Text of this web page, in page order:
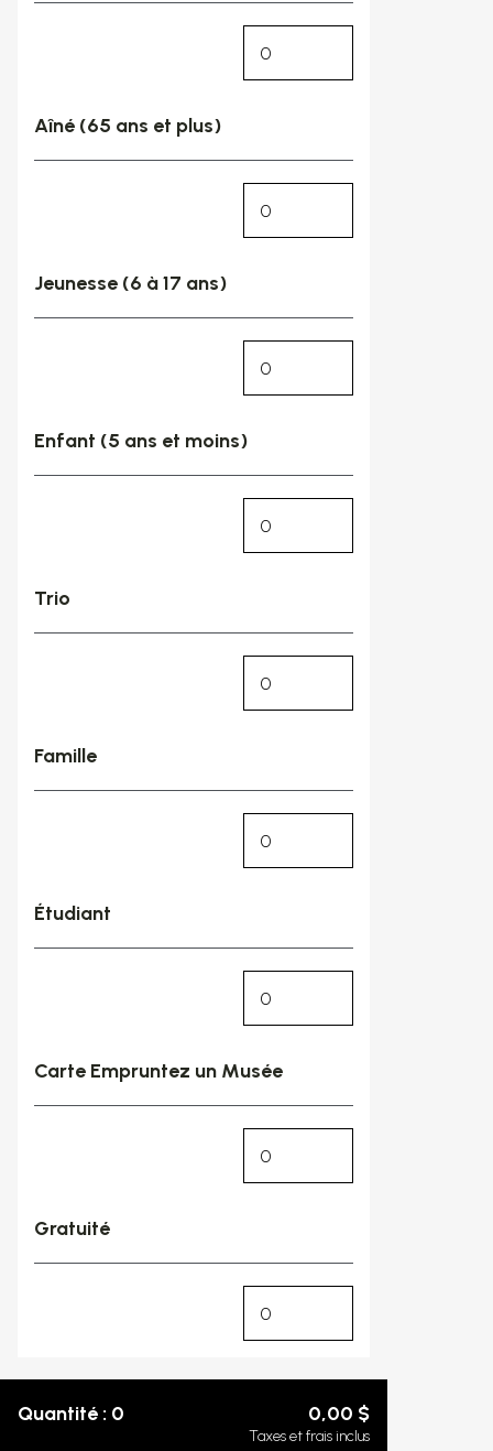
Aîné (65 ans et plus)
Jeunesse (6 à 17 ans)
Enfant (5 ans et moins)
Trio
Famille
Étudiant
Carte Empruntez un Musée
Gratuité
Quantité : 0 0,00 $
Taxes et frais inclus